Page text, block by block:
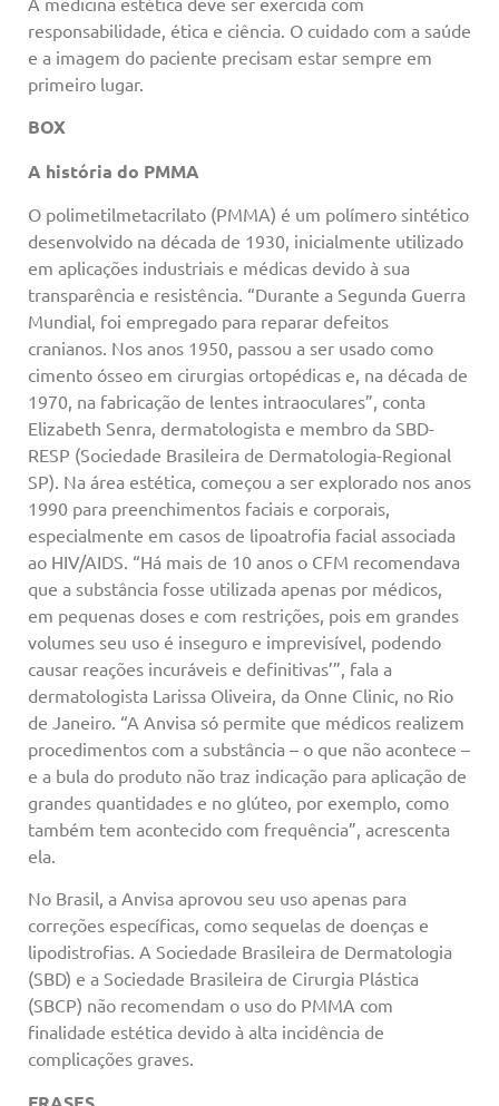
responsabilidade, ética e ciência. O cuidado com a saúde
e a imagem do paciente precisam estar sempre em
primeiro lugar.
BOX
A história do PMMA
O polimetilmetacrilato (PMMA) é um polímero sintético
desenvolvido na década de 1930, inicialmente utilizado
em aplicações industriais e médicas devido à sua
transparência e resistência. “Durante a Segunda Guerra
Mundial, foi empregado para reparar defeitos
cranianos. Nos anos 1950, passou a ser usado como
cimento ósseo em cirurgias ortopédicas e, na década de
1970, na fabricação de lentes intraoculares”, conta
Elizabeth Senra, dermatologista e membro da SBD-
RESP (Sociedade Brasileira de Dermatologia-Regional
SP). Na área estética, começou a ser explorado nos anos
1990 para preenchimentos faciais e corporais,
especialmente em casos de lipoatrofia facial associada
ao HIV/AIDS. “Há mais de 10 anos o CFM recomendava
que a substância fosse utilizada apenas por médicos,
em pequenas doses e com restrições, pois em grandes
volumes seu uso é inseguro e imprevisível, podendo
causar reações incuráveis e definitivas’”, fala a
dermatologista Larissa Oliveira, da Onne Clinic, no Rio
de Janeiro. “A Anvisa só permite que médicos realizem
procedimentos com a substância – o que não acontece –
e a bula do produto não traz indicação para aplicação de
grandes quantidades e no glúteo, por exemplo, como
também tem acontecido com frequência”, acrescenta
ela.
No Brasil, a Anvisa aprovou seu uso apenas para
correções específicas, como sequelas de doenças e
lipodistrofias. A Sociedade Brasileira de Dermatologia
(SBD) e a Sociedade Brasileira de Cirurgia Plástica
(SBCP) não recomendam o uso do PMMA com
finalidade estética devido à alta incidência de
complicações graves.